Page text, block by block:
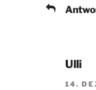
Ulli
14.